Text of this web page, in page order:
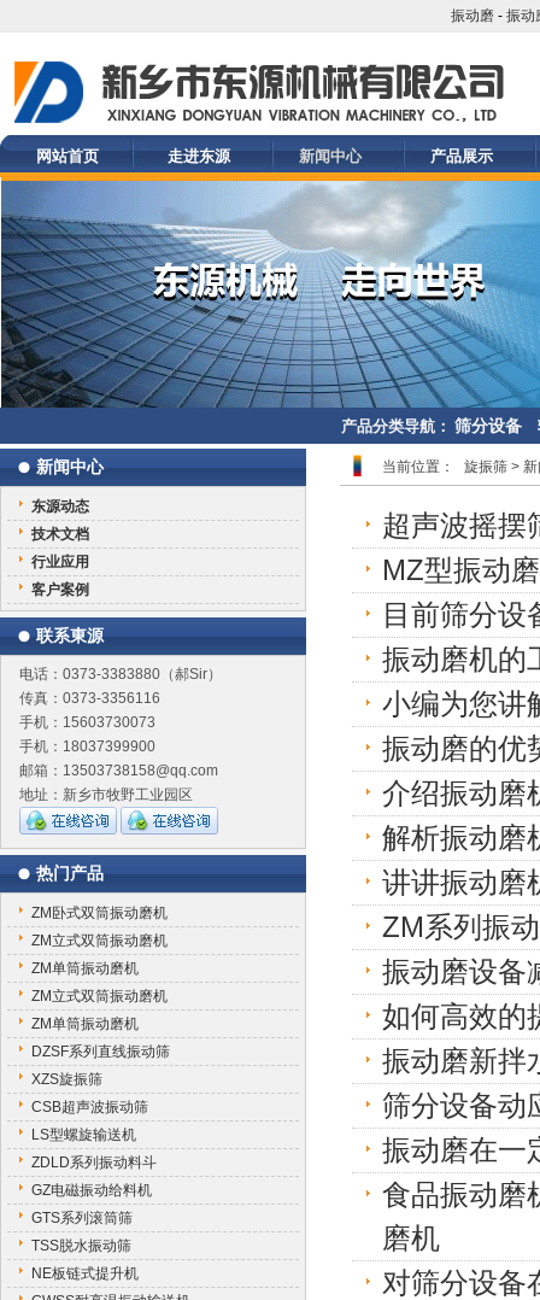
振动磨- 振动
网站首页 走进东源 新闻中心 产品展示
产品分类导航： 筛分设备
新闻中心
东源动态
技术文档
行业应用
客户案例
联系東源
电话：0373-3383880（郝Sir）
传真：0373-3356116
手机：15603730073
手机：18037399900
邮箱：13503738158@qq.com
地址：新乡市牧野工业园区
热门产品
ZM卧式双筒振动磨机
ZM立式双筒振动磨机
ZM单筒振动磨机
ZM立式双筒振动磨机
ZM单筒振动磨机
DZSF系列直线振动筛
XZS旋振筛
CSB超声波振动筛
LS型螺旋输送机
ZDLD系列振动料斗
GZ电磁振动给料机
GTS系列滚筒筛
TSS脱水振动筛
NE板链式提升机
当前位置： 旋振筛 >
超声波摇摆
MZ型振动
目前筛分设
振动磨机的
小编为您讲
振动磨的优
介绍振动磨
解析振动磨
讲讲振动磨
ZM系列振
振动磨设备
如何高效的
振动磨新拌
筛分设备动
振动磨在一
食品振动
磨机
对筛分设备